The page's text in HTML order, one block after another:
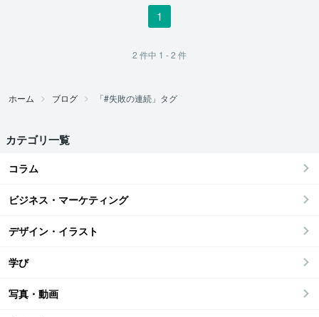
1
2 件中 1 - 2 件
ホーム ブログ 「#失敗の連続」タグ
カテゴリ一覧
コラム
ビジネス・マーケティング
デザイン・イラスト
学び
写真・動画